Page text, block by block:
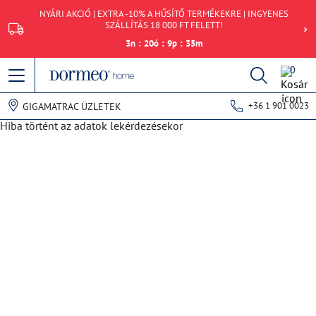
NYÁRI AKCIÓ | EXTRA -10% A HŰSÍTŐ TERMÉKEKRE | INGYENES
SZÁLLÍTÁS 18 000 FT FELETT!
3n : 20ó : 9p : 35m
0
GIGAMATRAC ÜZLETEK +36 1 901 0023
Hiba történt az adatok lekérdezésekor